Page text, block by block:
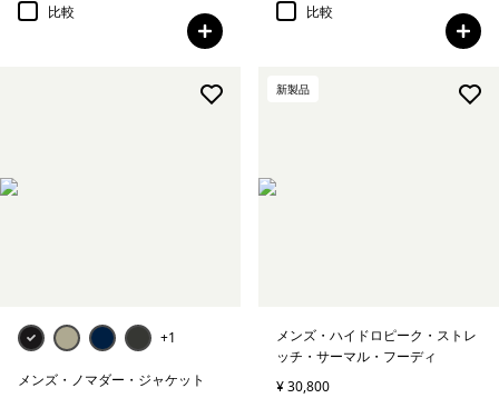
比較
比較
+1
メンズ・ノマダー・ジャケット
新製品
メンズ・ハイドロピーク・ストレ
ッチ・サーマル・フーディ
¥ 30,800